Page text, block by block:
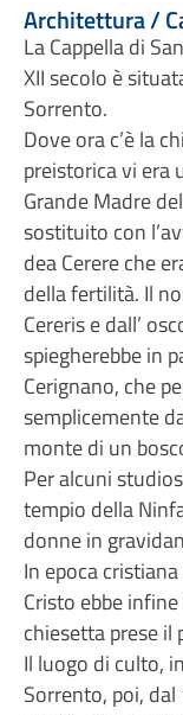
Architettura /
La Cappella di
XII secolo è
Sorrento.
Dove ora c’è la
preistorica vi era
Grande Madre
sostituito con
dea Cerere che
della fertilità. Il
Cereris e dall’
spiegherebbe in
Cerignano, che
semplicemente
monte di un
Per alcuni
tempio della
donne in
In epoca
Cristo ebbe
chiesetta prese il
Il luogo di culto,
Sorrento, poi,